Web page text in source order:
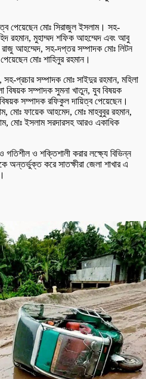
পেয়েছেন মোঃ সিরাজুল ইসলাম। সহ-
রহমান, মুহাম্মদ শফিক আহম্মেদ এবং আবু
আহম্মেদ, সহ-দপ্তর সম্পাদক মোঃ লিটন
মোঃ শাহিনুর রহমান।
প্রচার সম্পাদক মোঃ সাইদুর রহমান, মহিলা
বিষয়ক সম্পাদক সুমনা খাতুন, যুব বিষয়ক
সম্পাদক রফিকুল দায়িত্ব পেয়েছেন।
মোঃ ফায়েক আহমেদ, মোঃ মাহবুবুর রহমান,
মোঃ ইসলাম সরদারসহ আরও একাধিক
ও শক্তিশালী করার লক্ষ্যে বিভিন্ন
অন্তর্ভুক্ত করে সাতক্ষীরা জেলা শাখার এ